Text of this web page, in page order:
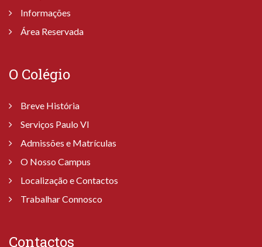
Informações
Área Reservada
O Colégio
Breve História
Serviços Paulo VI
Admissões e Matrículas
O Nosso Campus
Localização e Contactos
Trabalhar Connosco
Contactos